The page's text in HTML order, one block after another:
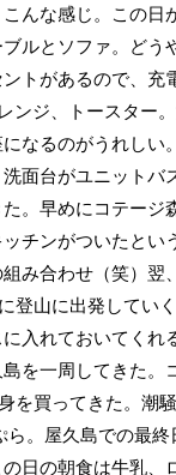
んな感じ。この
ルとソファ。ど
トがあるので、
ンジ、トースター
なるのがうれし
面台がユニット
。早めにコテー
チンがついたと
み合わせ（笑）
登山に出発してい
入れておいてく
を一周してきた
を買ってきた。潮
ら。屋久島での最
日の朝食は牛乳